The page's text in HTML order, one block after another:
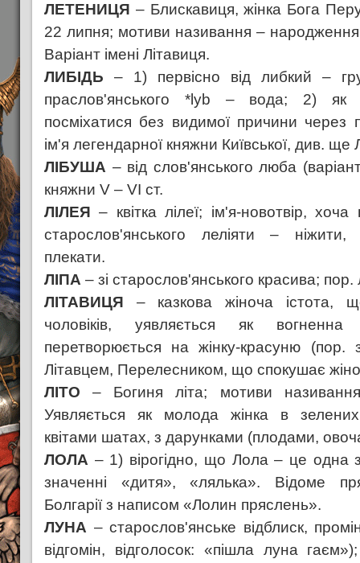
ЛЕТЕНИЦЯ – Блискавиця, жінка Бога
22 липня; мотиви називання –
Варіант імені Літавиця.
ЛИБІДЬ – 1) первісно від либкий –
праслов'янського *lyb – вода; 2) як
посміхатися без видимої причини через
ім'я легендарної княжни Київської, див. ще
ЛІБУША – від слов'янського люба
княжни V – VI ст.
ЛІЛЕЯ – квітка лілеї; ім'я-новотвір,
старослов'янського леліяти – ніжити,
плекати.
ЛІПА – зі старослов'янського красива;
ЛІТАВИЦЯ – казкова жіноча істота,
чоловіків, уявляється як
перетворюється на жінку-красуню (пор.
Літавцем, Перелесником, що спокушає
ЛІТО – Богиня літа; мотиви
Уявляється як молода жінка в
квітами шатах, з дарунками (плодами,
ЛОЛА – 1) вірогідно, що Лола – це одна
значенні «дитя», «лялька». Відоме
Болгарії з написом «Лолин пряслень».
ЛУНА – старослов'янське відблиск,
відгомін, відголосок: «пішла луна